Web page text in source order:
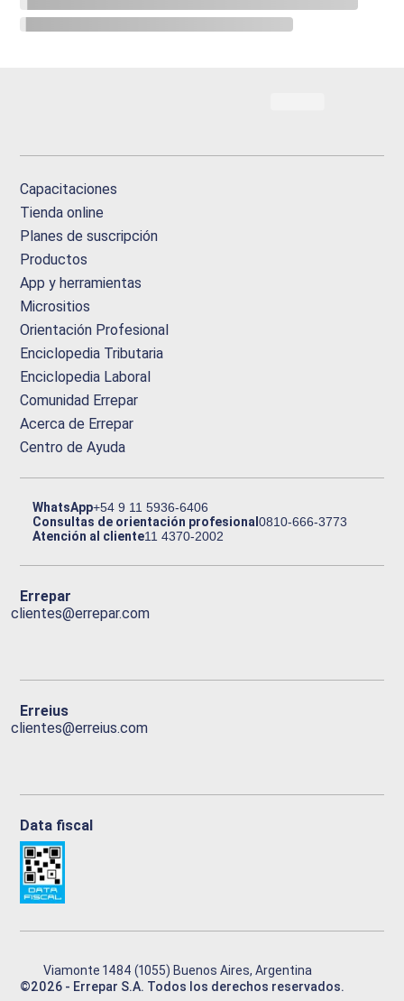
Capacitaciones
Tienda online
Planes de suscripción
Productos
App y herramientas
Micrositios
Orientación Profesional
Enciclopedia Tributaria
Enciclopedia Laboral
Comunidad Errepar
Acerca de Errepar
Centro de Ayuda
WhatsApp+54 9 11 5936-6406
Consultas de orientación profesional0810-666-3773
Atención al cliente11 4370-2002
Errepar
clientes@errepar.com
Erreius
clientes@erreius.com
Data fiscal
Viamonte 1484 (1055) Buenos Aires, Argentina
©2026 - Errepar S.A. Todos los derechos reservados.